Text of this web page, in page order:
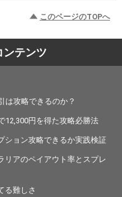
このページのTOPへ
ンテンツ
は攻略できるのか？
12,300円を得た攻略必勝法
ション攻略できるか実践検証
リアのペイアウト率とスプレ
る難しさ